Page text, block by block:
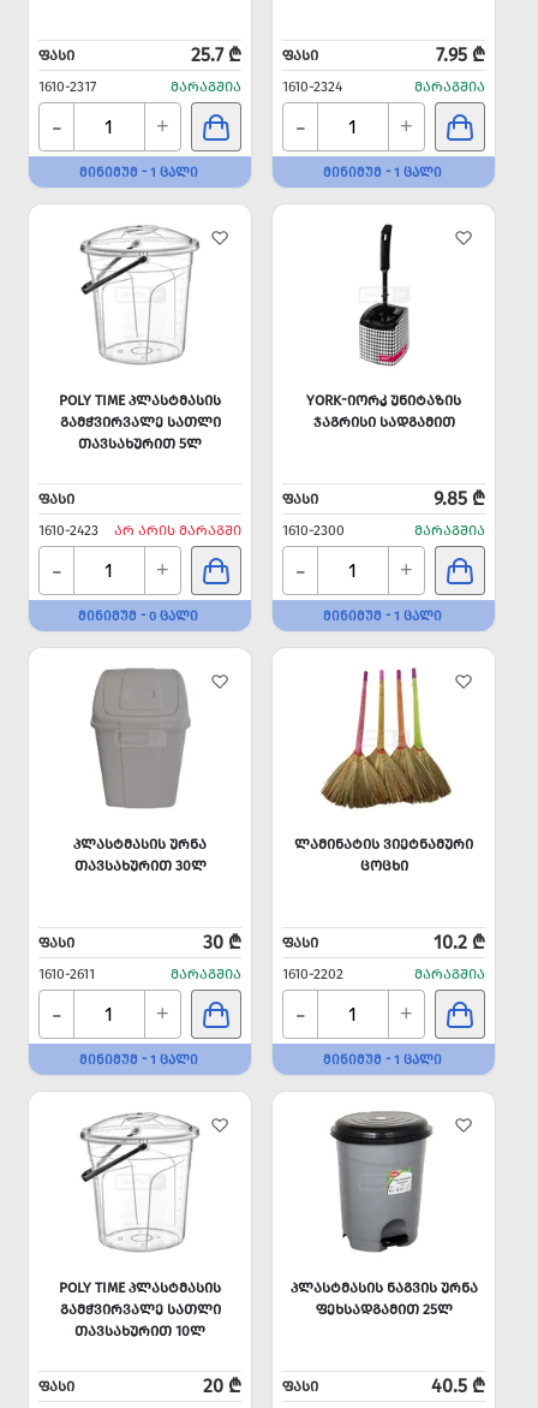
ᲤᲐᲡᲘ 25.7 ₾
1610-2317 ᲛᲐᲠᲐᲒᲨᲘᲐ
- +
ᲛᲘᲜᲘᲛᲣᲛ - 1 ᲪᲐᲚᲘ
ᲤᲐᲡᲘ 7.95 ₾
1610-2324 ᲛᲐᲠᲐᲒᲨᲘᲐ
- +
ᲛᲘᲜᲘᲛᲣᲛ - 1 ᲪᲐᲚᲘ
POLY TIME ᲞᲚᲐᲡᲢᲛᲐᲡᲘᲡ
ᲒᲐᲛᲭᲕᲘᲠᲕᲐᲚᲔ ᲡᲐᲗᲚᲘ
ᲗᲐᲕᲡᲐᲮᲣᲠᲘᲗ 5Ლ
ᲤᲐᲡᲘ
1610-2423
ᲐᲠ ᲐᲠᲘᲡ ᲛᲐᲠᲐᲒᲨᲘ
- +
ᲛᲘᲜᲘᲛᲣᲛ - 0 ᲪᲐᲚᲘ
YORK-ᲘᲝᲠᲙ ᲣᲜᲘᲢᲐᲖᲘᲡ
ᲯᲐᲒᲠᲘᲡᲘ ᲡᲐᲓᲒᲐᲛᲘᲗ
ᲤᲐᲡᲘ 9.85 ₾
1610-2300 ᲛᲐᲠᲐᲒᲨᲘᲐ
- +
ᲛᲘᲜᲘᲛᲣᲛ - 1 ᲪᲐᲚᲘ
ᲞᲚᲐᲡᲢᲛᲐᲡᲘᲡ ᲣᲠᲜᲐ
ᲗᲐᲕᲡᲐᲮᲣᲠᲘᲗ 30Ლ
ᲤᲐᲡᲘ 30 ₾
1610-2611 ᲛᲐᲠᲐᲒᲨᲘᲐ
- +
ᲛᲘᲜᲘᲛᲣᲛ - 1 ᲪᲐᲚᲘ
ᲚᲐᲛᲘᲜᲐᲢᲘᲡ ᲕᲘᲔᲢᲜᲐᲛᲣᲠᲘ
ᲪᲝᲪᲮᲘ
ᲤᲐᲡᲘ 10.2 ₾
1610-2202 ᲛᲐᲠᲐᲒᲨᲘᲐ
- +
ᲛᲘᲜᲘᲛᲣᲛ - 1 ᲪᲐᲚᲘ
POLY TIME ᲞᲚᲐᲡᲢᲛᲐᲡᲘᲡ
ᲒᲐᲛᲭᲕᲘᲠᲕᲐᲚᲔ ᲡᲐᲗᲚᲘ
ᲗᲐᲕᲡᲐᲮᲣᲠᲘᲗ 10Ლ
ᲤᲐᲡᲘ 20 ₾
ᲞᲚᲐᲡᲢᲛᲐᲡᲘᲡ ᲜᲐᲒᲕᲘᲡ ᲣᲠᲜᲐ
ᲤᲔᲮᲡᲐᲓᲒᲐᲛᲘᲗ 25Ლ
ᲤᲐᲡᲘ 40.5 ₾